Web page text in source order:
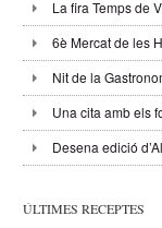
La fira Temps de
6è Mercat de les
Nit de la
Una cita amb els
Desena edició
ÚLTIMES RECEPTES